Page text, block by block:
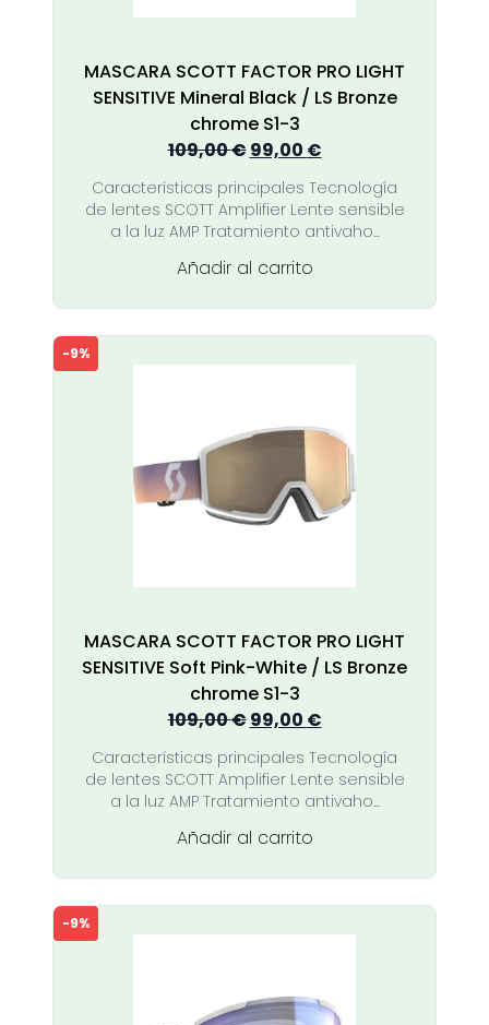
MASCARA SCOTT FACTOR PRO LIGHT
SENSITIVE Mineral Black / LS Bronze
chrome S1-3
109,00€El
precio
original
era:
99,00 €El
precio
actual
es:
Características principales Tecnología
de lentes SCOTT Amplifier Lente sensible
a la luz AMP Tratamiento antivaho...
Añadir al carrito
-9%
MASCARA SCOTT FACTOR PRO LIGHT
SENSITIVE Soft Pink-White / LS Bronze
chrome S1-3
109,00€El
precio
original
era:
99,00 €El
precio
actual
es:
Características principales Tecnología
de lentes SCOTT Amplifier Lente sensible
a la luz AMP Tratamiento antivaho...
Añadir al carrito
-9%